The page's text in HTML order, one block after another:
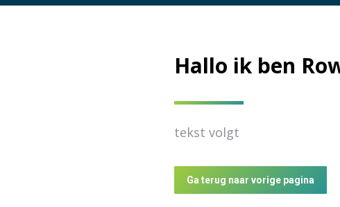
Hallo ik ben
tekst volgt
Ga terug naar vorige pagina